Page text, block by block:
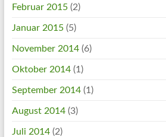
Februar 2015(2)
Januar 2015(5)
November 2014(6)
Oktober 2014(1)
September 2014(1)
August 2014(3)
Juli 2014(2)